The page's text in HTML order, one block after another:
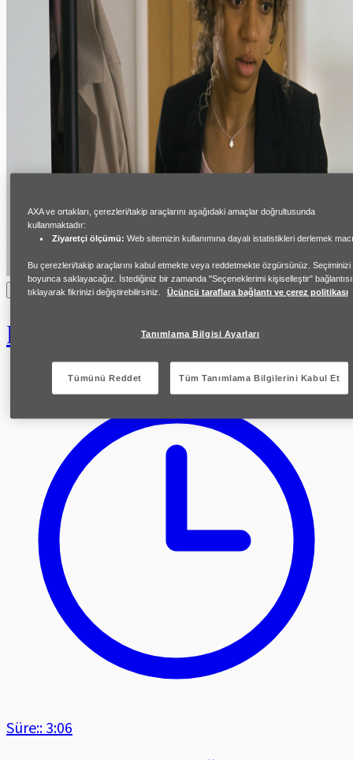
Anna’nın Hikayesi
Ekonomik Şiddet
Süre:: 3:06
AXA ve ortakları, çerezleri/takip araçlarını aşağıdaki amaçlar doğrultusunda
kullanmaktadır:
Ziyaretçi ölçümü: Web sitemizin kullanımına dayalı istatistikleri derlemek
Bu çerezleri/takip araçlarını kabul etmekte veya reddetmekte özgürsünüz. Seçiminizi
boyunca saklayacağız. İstediğiniz bir zamanda "Seçeneklerimi kişiselleştir"
tıklayarak fikrinizi değiştirebilirsiniz.
Üçüncü taraflara bağlantı ve çerez politikası
Tanımlama Bilgisi Ayarları
Tümünü Reddet Tüm Tanımlama Bilgilerini Kabul Et